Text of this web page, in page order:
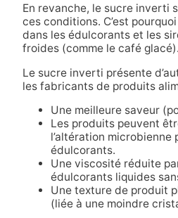
En revanche, le sucre inverti
ces conditions. C’est
dans les édulcorants et les
froides (comme le café glacé).
Le sucre inverti présente
les fabricants de produits
Une meilleure saveur
Les produits peuvent
l’altération microbienne
édulcorants.
Une viscosité réduite
édulcorants liquides
Une texture de produit
(liée à une moindre